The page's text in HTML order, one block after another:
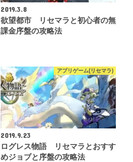
2019.3.8
欲望都市 リセマラと初心者の無
課金序盤の攻略法
アプリゲーム(リセマラ)
2019.9.23
ログレス物語 リセマラとおすす
めジョブと序盤の攻略法